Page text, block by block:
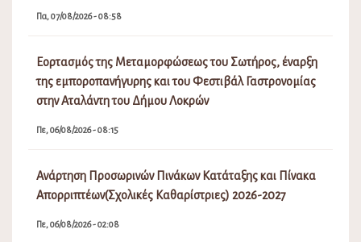
Πα, 07/08/2026 - 08:58
Εορτασμός της Μεταμορφώσεως του Σωτήρος, έναρξη
της εμποροπανήγυρης και του Φεστιβάλ Γαστρονομίας
στην Αταλάντη του Δήμου Λοκρών
Πε, 06/08/2026 - 08:15
Ανάρτηση Προσωρινών Πινάκων Κατάταξης και Πίνακα
Απορριπτέων(Σχολικές Καθαρίστριες) 2026-2027
Πε, 06/08/2026 - 02:08